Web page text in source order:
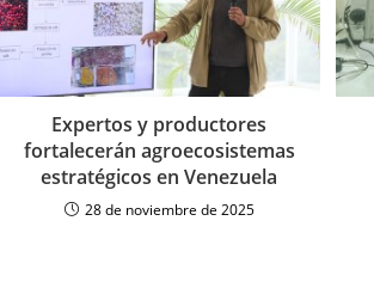
Expertos y productores
fortalecerán agroecosistemas
estratégicos en Venezuela
28 de noviembre de 2025